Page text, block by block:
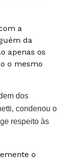
a
da
apenas os
o mesmo
dos
condenou o
respeito às
o